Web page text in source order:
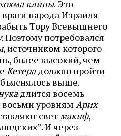
клипы. Это
народа Израиля
Тору Всевышнего
. Поэтому потребовался
, источником которого
более высокий, чем
Кетерадолжно пройти
выше.
длится восемь
восьми уровням Арих
свет макиф,
И через